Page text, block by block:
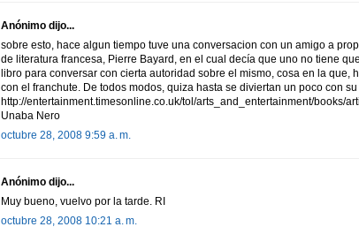
Anónimo dijo...
sobre esto, hace algun tiempo tuve una conversacion con un amigo a
de literatura francesa, Pierre Bayard, en el cual decía que uno no tiene
libro para conversar con cierta autoridad sobre el mismo, cosa en la que,
con el franchute. De todos modos, quiza hasta se diviertan un poco con
http://entertainment.timesonline.co.uk/tol/arts_and_entertainment/books/
Unaba Nero
octubre 28, 2008 9:59 a. m.
Anónimo dijo...
Muy bueno, vuelvo por la tarde. RI
octubre 28, 2008 10:21 a. m.